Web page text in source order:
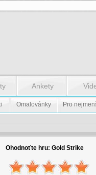
Ankety
Omalovánky Pro
Ohodnoťte hru: Gold Strike